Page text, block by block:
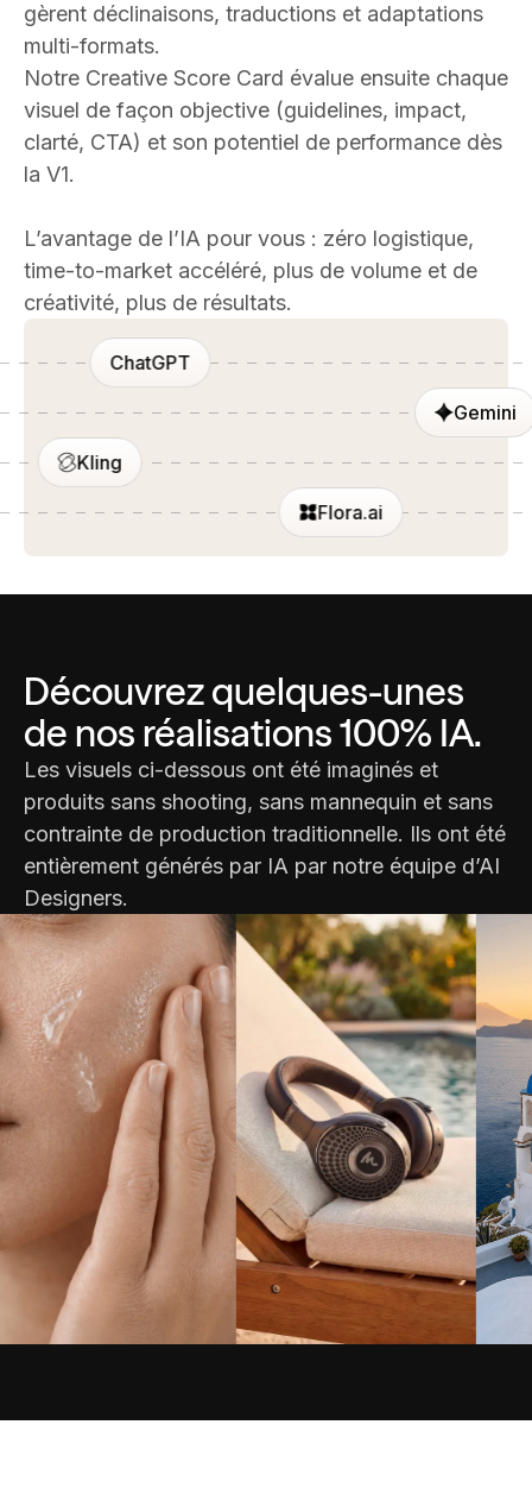
ChatGPT
Gemini
Kling
Flora.ai
gèrent déclinaisons, traductions et adaptations
multi-formats.
Notre Creative Score Card évalue ensuite chaque
visuel de façon objective (guidelines, impact,
clarté, CTA) et son potentiel de performance dès
la V1.
L’avantage de l’IA pour vous : zéro logistique,
time-to-market accéléré, plus de volume et de
créativité, plus de résultats.
Découvrez quelques-unes
de nos réalisations 100% IA.
Les visuels ci-dessous ont été imaginés et
produits sans shooting, sans mannequin et sans
contrainte de production traditionnelle. Ils ont été
entièrement générés par IA par notre équipe d’AI
Designers.